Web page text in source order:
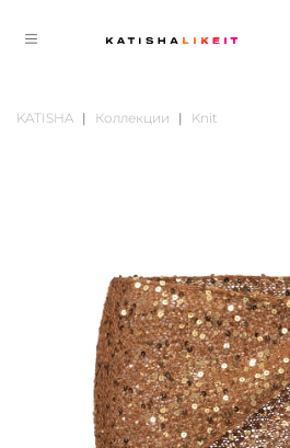
KATISHA Коллекции Knit